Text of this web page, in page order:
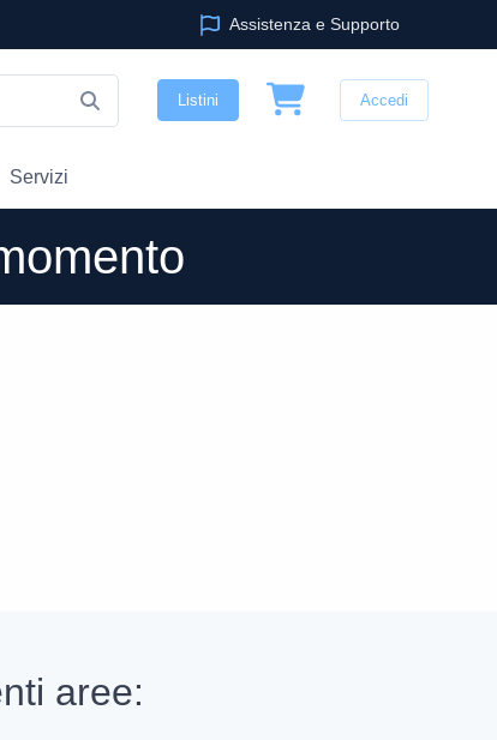
Assistenza e Supporto
Listini Accedi
Servizi
aree: